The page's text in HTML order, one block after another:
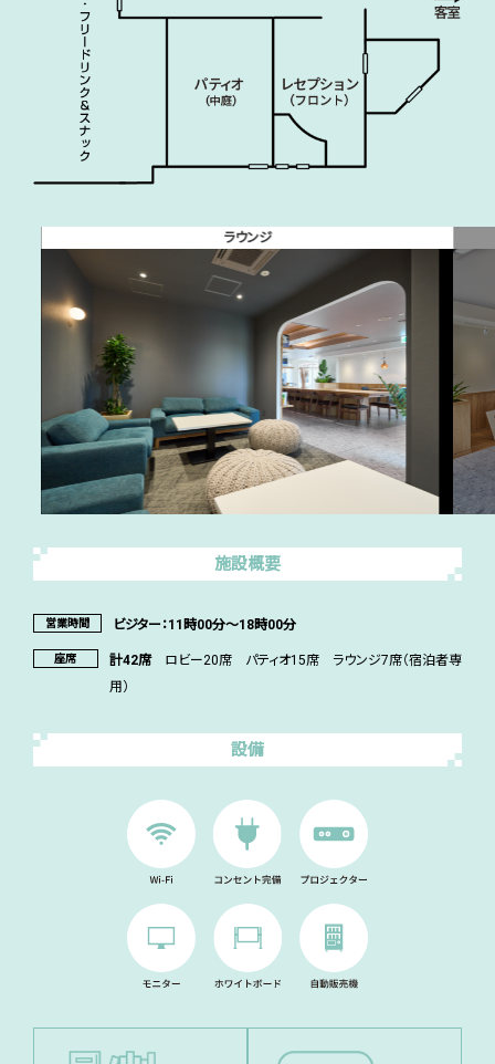
ラウンジ
施設概要
営業時間 ビジター：11時00分～18時00分
座席 計42席ロビー20席 パティオ15席 ラウンジ7席（宿泊者専
用）
設備